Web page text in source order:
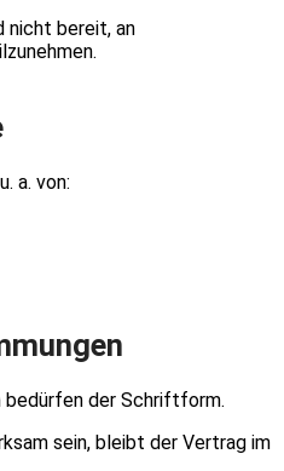
nicht bereit, an
a. von:
bedürfen der Schriftform.
sein, bleibt der Vertrag im